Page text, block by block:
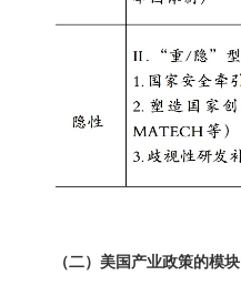
（二）美国产业政策的模块